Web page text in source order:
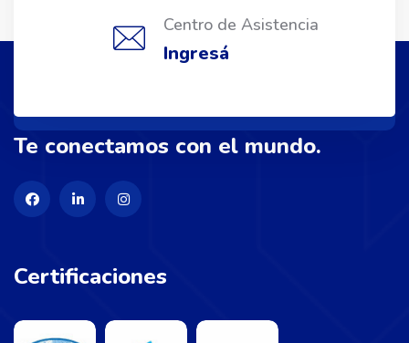
Centro de Asistencia
Ingresá
Te conectamos con el mundo.
Certificaciones